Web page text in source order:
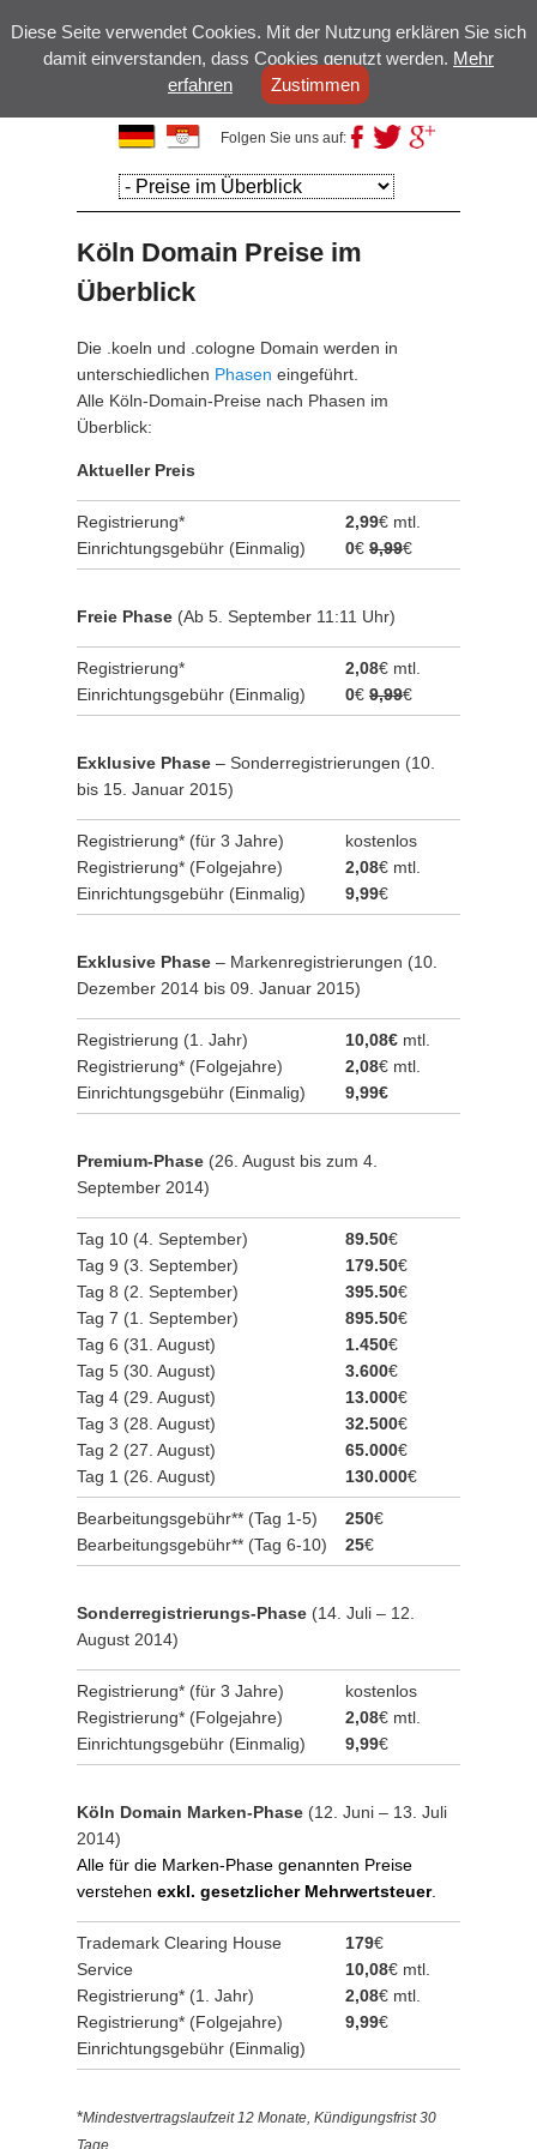
Kölsche Domains
Folgen Sie uns auf:
Hauptmenü
Weiter zum
Hauptinhalt
Weiter zum
Sekundärinhalt
Köln Domain Preise im
Überblick
Die .koeln und .cologne Domain werden in
unterschiedlichen Phasen eingeführt.
Alle Köln-Domain-Preise nach Phasen im
Überblick:
Aktueller Preis
Registrierung*
Einrichtungsgebühr (Einmalig)
2,99€ mtl.
0€ 9,99€
Freie Phase (Ab 5. September 11:11 Uhr)
Registrierung*
Einrichtungsgebühr (Einmalig)
2,08€ mtl.
0€ 9,99€
Exklusive Phase – Sonderregistrierungen (10.
bis 15. Januar 2015)
Registrierung* (für 3 Jahre)
Registrierung* (Folgejahre)
Einrichtungsgebühr (Einmalig)
kostenlos
2,08€ mtl.
9,99€
Exklusive Phase – Markenregistrierungen (10.
Dezember 2014 bis 09. Januar 2015)
Registrierung (1. Jahr)
Registrierung* (Folgejahre)
Einrichtungsgebühr (Einmalig)
10,08€ mtl.
2,08€ mtl.
9,99€
Premium-Phase (26. August bis zum 4.
September 2014)
Tag 10 (4. September)
Tag 9 (3. September)
Tag 8 (2. September)
Tag 7 (1. September)
Tag 6 (31. August)
Tag 5 (30. August)
Tag 4 (29. August)
Tag 3 (28. August)
Tag 2 (27. August)
Tag 1 (26. August)
89.50€
179.50€
395.50€
895.50€
1.450€
3.600€
13.000€
32.500€
65.000€
130.000€
Bearbeitungsgebühr** (Tag 1-5)
Bearbeitungsgebühr** (Tag 6-10)
250€
25€
Sonderregistrierungs-Phase (14. Juli – 12.
August 2014)
Registrierung* (für 3 Jahre)
Registrierung* (Folgejahre)
Einrichtungsgebühr (Einmalig)
kostenlos
2,08€ mtl.
9,99€
Köln Domain Marken-Phase (12. Juni – 13. Juli
2014)
Alle für die Marken-Phase genannten Preise
verstehen exkl. gesetzlicher Mehrwertsteuer.
Trademark Clearing House
Service
Registrierung* (1. Jahr)
Registrierung* (Folgejahre)
Einrichtungsgebühr (Einmalig)
179€
10,08€ mtl.
2,08€ mtl.
9,99€
*Mindestvertragslaufzeit 12 Monate, Kündigungsfrist 30
Tage.
Diese Seite verwendet Cookies. Mit der Nutzung erklären Sie sich
damit einverstanden, dass Cookies genutzt werden. Mehr
erfahren
Zustimmen